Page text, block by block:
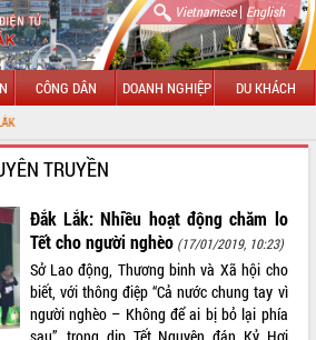
Vietnamese| English
CÔNG DÂN DOANH NGHIỆP DU KHÁCH
TRUYỀN
Đắk Lắk: Nhiều hoạt động chăm lo
Tết cho người nghèo (17/01/2019, 10:23)
Sở Lao động, Thương binh và Xã hội cho
biết, với thông điệp “Cả nước chung tay vì
người nghèo – Không để ai bị bỏ lại phía